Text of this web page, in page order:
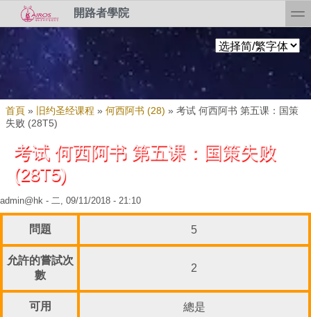
移至主內容
Skip to search
開路者學院
您在這裡
首頁 » 旧约圣经课程 »何西阿书 (28) »考试 何西阿书 第五课：国策
失败 (28T5)
考试 何西阿书 第五课：国策失败
(28T5)
admin@hk - 二, 09/11/2018 - 21:10
問題 5
允許的嘗試次
數
2
可用 總是